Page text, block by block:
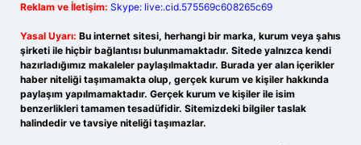
Reklam ve İletişim: Skype: live:.cid.575569c608265c69
Yasal Uyarı: Bu internet sitesi, herhangi bir marka, kurum veya şahıs
şirketi ile hiçbir bağlantısı bulunmamaktadır. Sitede yalnızca kendi
hazırladığımız makaleler paylaşılmaktadır. Burada yer alan içerikler
haber niteliği taşımamakta olup, gerçek kurum ve kişiler hakkında
paylaşım yapılmamaktadır. Gerçek kurum ve kişiler ile isim
benzerlikleri tamamen tesadüfidir. Sitemizdeki bilgiler taslak
halindedir ve tavsiye niteliği taşımazlar.